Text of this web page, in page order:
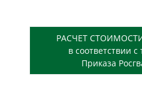
РАСЧЕТ
в соответствии
Приказа